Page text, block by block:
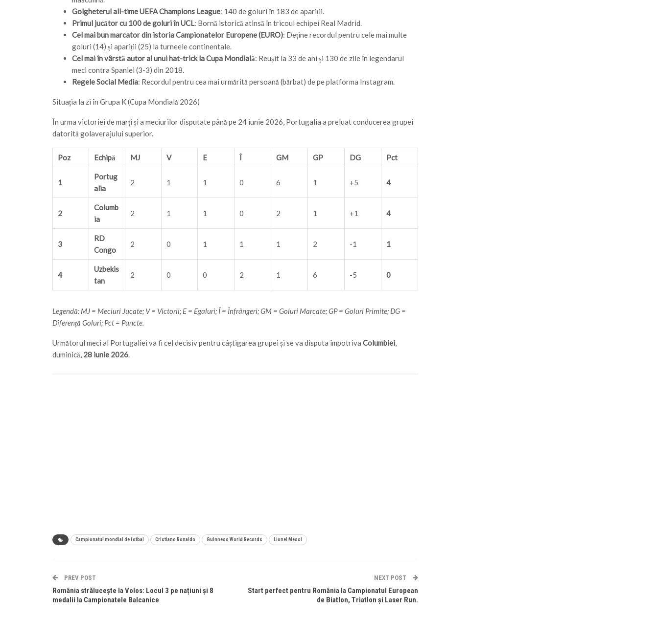
Golgheterul all-time UEFA Champions League: 140 de goluri în 183 de apariții.
Primul jucător cu 100 de goluri în UCL: Bornă istorică atinsă în tricoul echipei Real Madrid.
Cel mai bun marcator din istoria Campionatelor Europene (EURO): Deține recordul pentru cele mai multe
goluri (14) și apariții (25) la turneele continentale.
Cel mai în vârstă autor al unui hat-trick la Cupa Mondială: Reușit la 33 de ani și 130 de zile în legendarul
meci contra Spaniei (3-3) din 2018.
Regele Social Media: Recordul pentru cea mai urmărită persoană (bărbat) de pe platforma Instagram.
Situația la zi în Grupa K (Cupa Mondială 2026)
În urma victoriei de marți și a meciurilor disputate până pe 24 iunie 2026, Portugalia a preluat conducerea grupei
datorită golaverajului superior.
Poz Echipă MJ V E Î GM GP DG Pct
1
Portug
alia
2 1 1 0 6 1 +5 4
2
Columb
ia
2 1 1 0 2 1 +1 4
3
RD
Congo
2 0 1 1 1 2 -1 1
4
Uzbekis
tan
2 0 0 2 1 6 -5 0
Legendă: MJ = Meciuri Jucate; V = Victorii; E = Egaluri; Î = Înfrângeri; GM = Goluri Marcate; GP = Goluri Primite; DG =
Diferență Goluri; Pct = Puncte.
Următorul meci al Portugaliei va fi cel decisiv pentru câștigarea grupei și se va disputa împotriva Columbiei,
duminică, 28 iunie 2026.
Campionatul mondial de fotbal Cristiano Ronaldo Guinness World Records Lionel Messi
PREV POST
România strălucește la Volos: Locul 3 pe națiuni și 8
medalii la Campionatele Balcanice
NEXT POST
Start perfect pentru România la Campionatul European
de Biatlon, Triatlon și Laser Run.